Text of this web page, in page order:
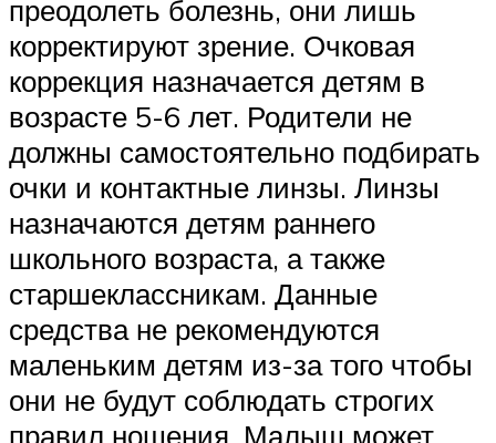
преодолеть болезнь, они лишь
корректируют зрение. Очковая
коррекция назначается детям в
возрасте 5-6 лет. Родители не
должны самостоятельно подбирать
очки и контактные линзы. Линзы
назначаются детям раннего
школьного возраста, а также
старшеклассникам. Данные
средства не рекомендуются
маленьким детям из-за того чтобы
они не будут соблюдать строгих
правил ношения. Малыш может